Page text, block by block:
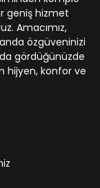
geniş hizmet
Amacımız,
özgüveninizi
gördüğünüzde
hijyen, konfor ve